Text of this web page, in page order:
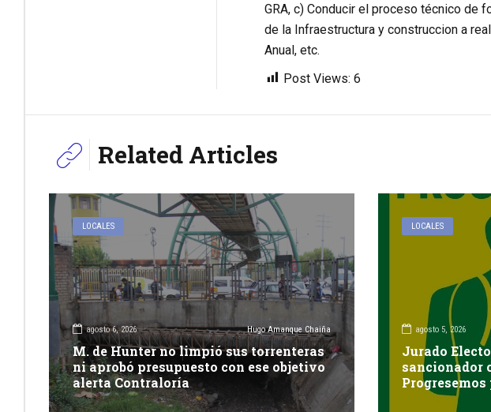
GRA, c) Conducir el proceso técnico de
de la Infraestructura y construccion a
Anual, etc.
Post Views: 6
Related Articles
LOCALES
agosto 6, 2026 Hugo Amanque Chaiña
M. de Hunter no limpió sus torrenteras
ni aprobó presupuesto con ese objetivo
alerta Contraloría
LOCALES
agosto 5, 2026
Jurado
sancionador
sin